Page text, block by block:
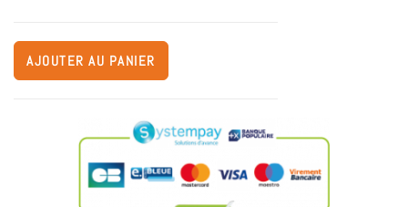
AJOUTER AU PANIER